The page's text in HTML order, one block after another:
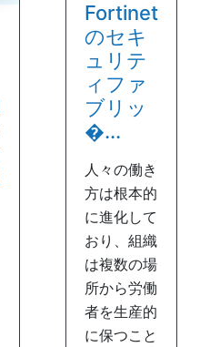
Fortinet
のセキ
ュリテ
ィファ
ブリッ
�...
人々の働き
方は根本的
に進化して
おり、組織
は複数の場
所から労働
者を生産的
に保つこと